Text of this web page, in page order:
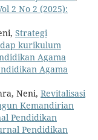
2 No 2 (2025):
Strategi
kurikulum
Agama
Agama
Neni, Revitalisasi
Kemandirian
Pendidikan
Pendidikan